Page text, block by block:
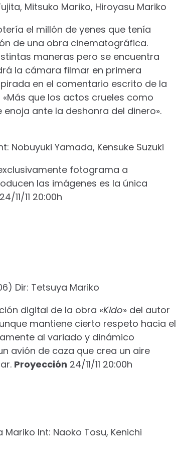
Mitsuko Mariko, Hiroyasu Mariko
el millón de yenes que tenía
de una obra cinematográfica.
maneras pero se encuentra
la cámara filmar en primera
en el comentario escrito de la
«Más que los actos crueles como
ante la deshonra del dinero».
Nobuyuki Yamada, Kensuke Suzuki
fotograma a
las imágenes es la única
24/11/11 20:00h
Dir: Tetsuya Mariko
digital de la obra «Kido» del autor
mantiene cierto respeto hacia el
al variado y dinámico
avión de caza que crea un aire
Proyección 24/11/11 20:00h
Int: Naoko Tosu, Kenichi